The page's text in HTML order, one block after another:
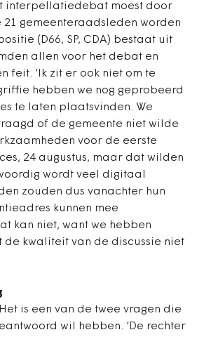
interpellatiedebat moest door
gemeenteraadsleden worden
(D66, SP, CDA) bestaat uit
allen voor het debat en
feit. ‘Ik zit er ook niet om te
hebben we nog geprobeerd
te laten plaatsvinden. We
of de gemeente niet wilde
voor de eerste
24 augustus, maar dat wilden
wordt veel digitaal
zouden dus vanachter hun
kunnen mee
kan niet, want we hebben
kwaliteit van de discussie niet
is een van de twee vragen die
wil hebben. ‘De rechter